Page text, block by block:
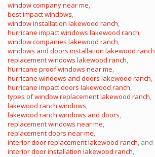
window company near me,
best impact windows,
window installation lakewood ranch,
hurricane impact windows lakewood ranch,
window companies lakewood ranch,
windows and doors installation lakewood ranch
replacement windows lakewood ranch,
hurricane proof windows near me,
hurricane windows and doors lakewood ranch,
hurricane impact doors lakewood ranch,
types of window replacement lakewood ranch,
lakewood ranch windows,
lakewood ranch windows and doors,
replacement windows near me,
replacement doors near me,
interior door replacement lakewood ranch, and
interior door installation lakewood ranch,